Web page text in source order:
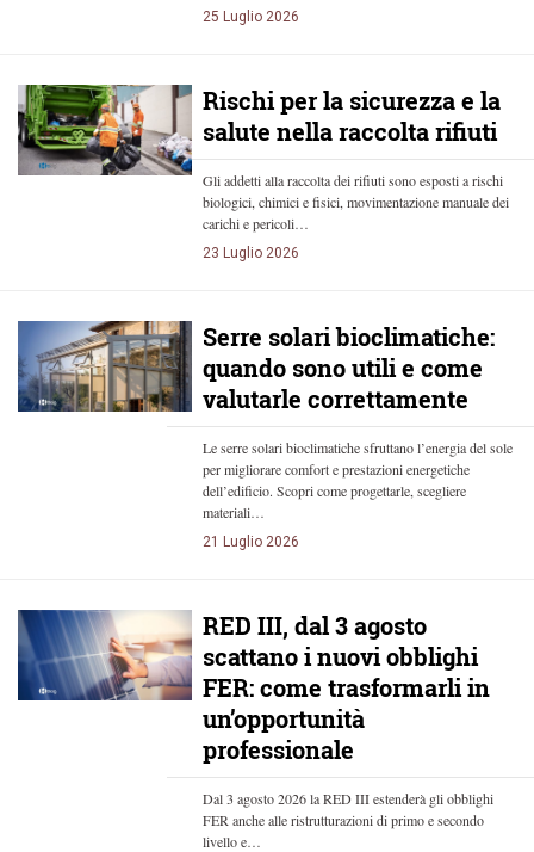
25 Luglio 2026
Rischi per la sicurezza e la
salute nella raccolta rifiuti
Gli addetti alla raccolta dei rifiuti sono esposti a rischi
biologici, chimici e fisici, movimentazione manuale dei
carichi e pericoli…
23 Luglio 2026
Serre solari bioclimatiche:
quando sono utili e come
valutarle correttamente
Le serre solari bioclimatiche sfruttano l’energia del sole
per migliorare comfort e prestazioni energetiche
dell’edificio. Scopri come progettarle, scegliere
materiali…
21 Luglio 2026
RED III, dal 3 agosto
scattano i nuovi obblighi
FER: come trasformarli in
un’opportunità
professionale
Dal 3 agosto 2026 la RED III estenderà gli obblighi
FER anche alle ristrutturazioni di primo e secondo
livello e…